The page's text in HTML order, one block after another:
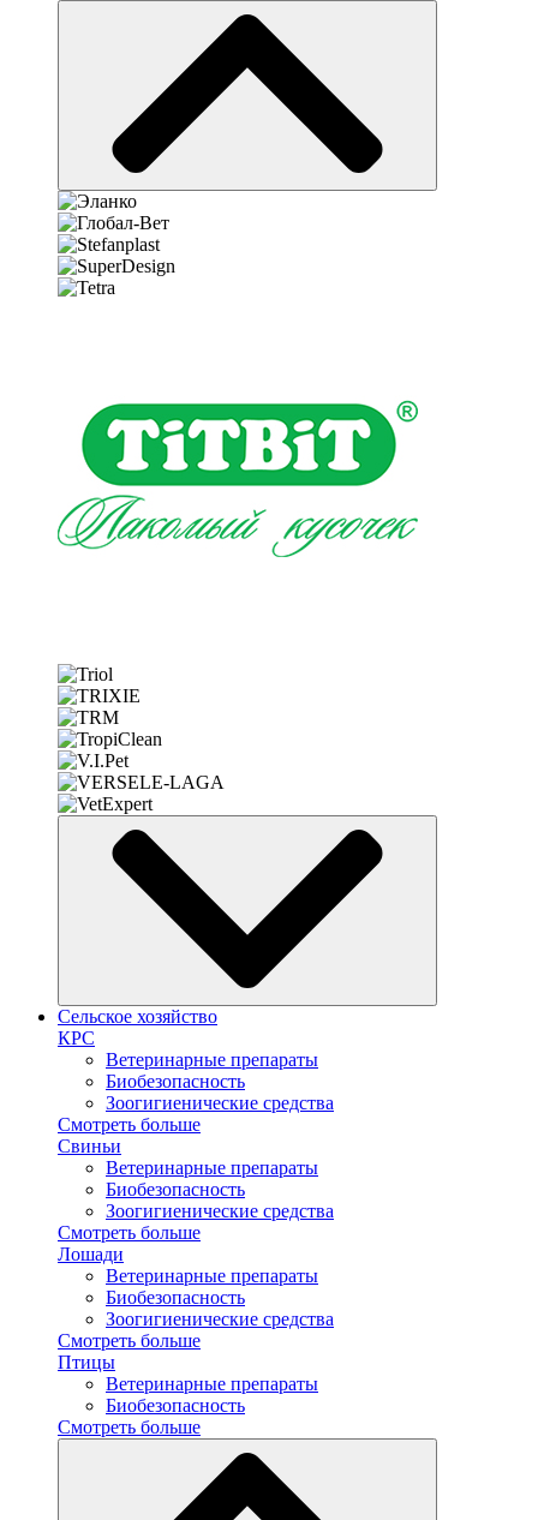
Сельское хозяйство
КРС
Ветеринарные препараты
Биобезопасность
Зоогигиенические средства
Смотреть больше
Свиньи
Ветеринарные препараты
Биобезопасность
Зоогигиенические средства
Смотреть больше
Лошади
Ветеринарные препараты
Биобезопасность
Зоогигиенические средства
Смотреть больше
Птицы
Ветеринарные препараты
Биобезопасность
Смотреть больше